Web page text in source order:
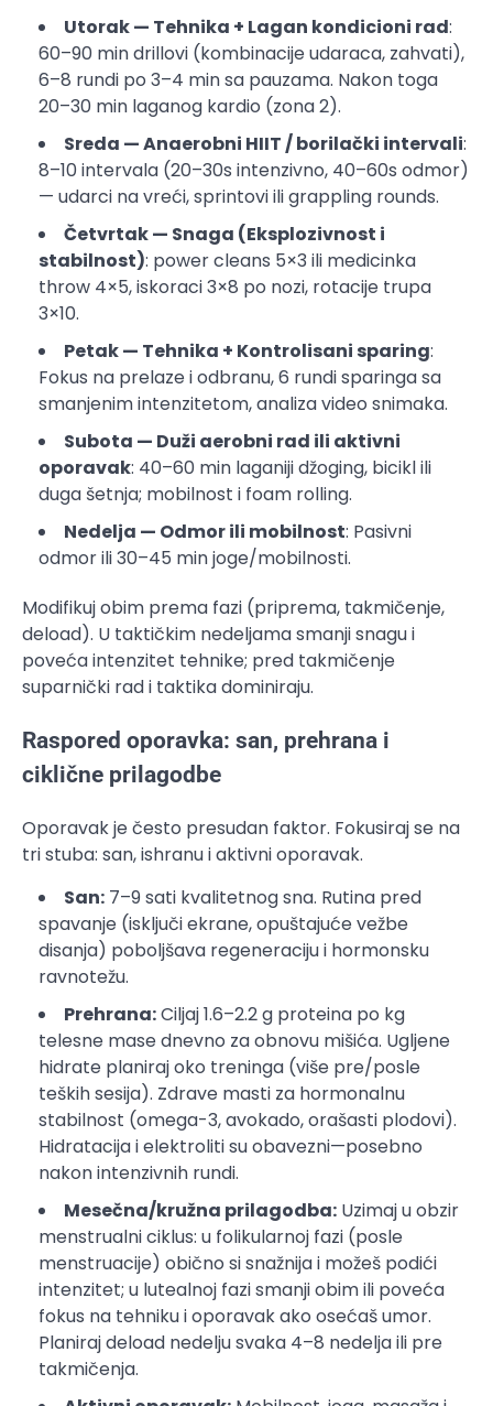
Utorak — Tehnika + Lagan kondicioni rad:
60–90 min drillovi (kombinacije udaraca, zahvati),
6–8 rundi po 3–4 min sa pauzama. Nakon toga
20–30 min laganog kardio (zona 2).
Sreda — Anaerobni HIIT / borilački intervali:
8–10 intervala (20–30s intenzivno, 40–60s odmor)
— udarci na vreći, sprintovi ili grappling rounds.
Četvrtak — Snaga (Eksplozivnost i
stabilnost): power cleans 5×3 ili medicinka
throw 4×5, iskoraci 3×8 po nozi, rotacije trupa
3×10.
Petak — Tehnika + Kontrolisani sparing:
Fokus na prelaze i odbranu, 6 rundi sparinga sa
smanjenim intenzitetom, analiza video snimaka.
Subota — Duži aerobni rad ili aktivni
oporavak: 40–60 min laganiji džoging, bicikl ili
duga šetnja; mobilnost i foam rolling.
Nedelja — Odmor ili mobilnost: Pasivni
odmor ili 30–45 min joge/mobilnosti.
Modifikuj obim prema fazi (priprema, takmičenje,
deload). U taktičkim nedeljama smanji snagu i
poveća intenzitet tehnike; pred takmičenje
suparnički rad i taktika dominiraju.
Raspored oporavka: san, prehrana i
ciklične prilagodbe
Oporavak je često presudan faktor. Fokusiraj se na
tri stuba: san, ishranu i aktivni oporavak.
San: 7–9 sati kvalitetnog sna. Rutina pred
spavanje (isključi ekrane, opuštajuće vežbe
disanja) poboljšava regeneraciju i hormonsku
ravnotežu.
Prehrana:Ciljaj 1.6–2.2 g proteina po kg
telesne mase dnevno za obnovu mišića. Ugljene
hidrate planiraj oko treninga (više pre/posle
teških sesija). Zdrave masti za hormonalnu
stabilnost (omega-3, avokado, orašasti plodovi).
Hidratacija i elektroliti su obavezni—posebno
nakon intenzivnih rundi.
Mesečna/kružna prilagodba: Uzimaj u obzir
menstrualni ciklus: u folikularnoj fazi (posle
menstruacije) obično si snažnija i možeš podići
intenzitet; u lutealnoj fazi smanji obim ili poveća
fokus na tehniku i oporavak ako osećaš umor.
Planiraj deload nedelju svaka 4–8 nedelja ili pre
takmičenja.